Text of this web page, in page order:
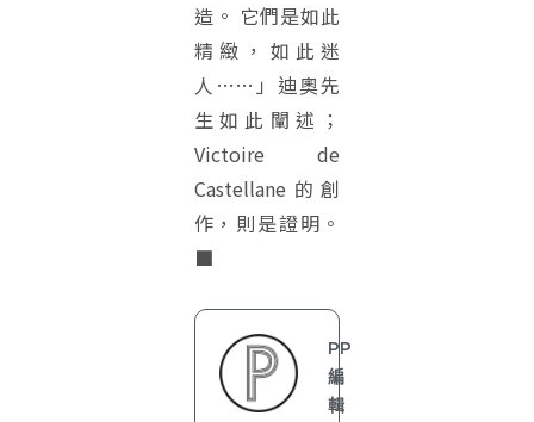
造。 它們是如此
精緻，如此迷
人……」迪奧先
生如此闡述；
Victoire de
Castellane的創
作，則是證明。
■
PP
編
輯